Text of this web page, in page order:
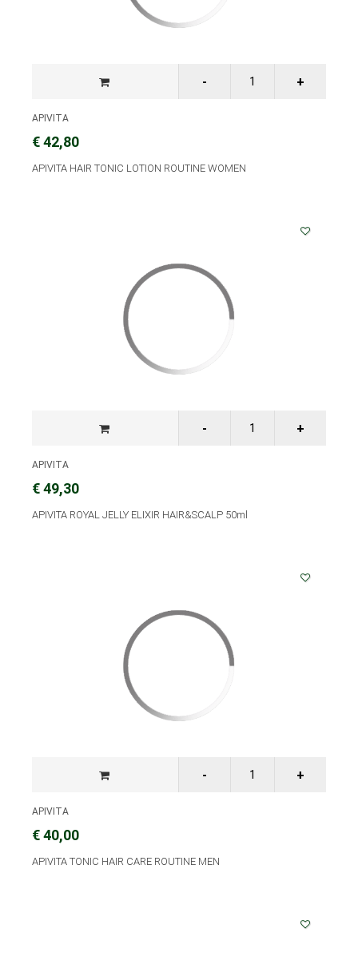
APIVITA
€ 42,80
APIVITA HAIR TONIC LOTION ROUTINE WOMEN
APIVITA
€ 49,30
APIVITA ROYAL JELLY ELIXIR HAIR&SCALP 50ml
APIVITA
€ 40,00
APIVITA TONIC HAIR CARE ROUTINE MEN